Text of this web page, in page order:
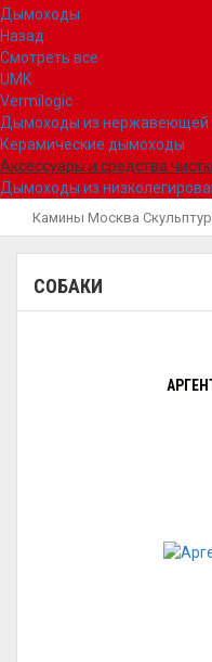
Дымоходы
Назад
Смотреть все
UMK
Vermilogic
Дымоходы из нержавеющей
Керамические дымоходы
Аксессуары и средства
Дымоходы из
Камины Москва
СОБАКИ